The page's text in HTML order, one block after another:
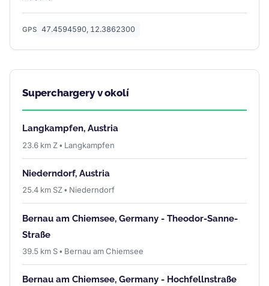
GPS 47.4594590, 12.3862300
Superchargery v okolí
Langkampfen, Austria
23.6 km Z • Langkampfen
Niederndorf, Austria
25.4 km SZ • Niederndorf
Bernau am Chiemsee, Germany - Theodor-Sanne-
Straße
39.5 km S • Bernau am Chiemsee
Bernau am Chiemsee, Germany - Hochfellnstraße